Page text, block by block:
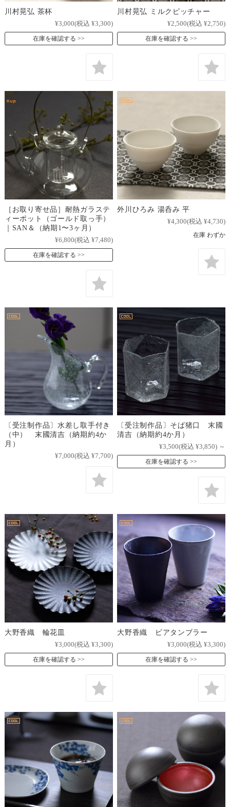
川村晃弘 茶杯
¥3,000(税込 ¥3,300)
在庫を確認する
川村晃弘 ミルクピッチャー
¥2,500(税込 ¥2,750)
在庫を確認する
［お取り寄せ品］耐熱ガラステ
ィーポット（ゴールド取っ手）
｜SAN＆（納期1〜3ヶ月）
¥6,800(税込 ¥7,480)
在庫を確認する
外川ひろみ 湯呑み 平
¥4,300(税込 ¥4,730)
在庫 わずか
〔受注制作品〕水差し取手付き
（中） 末國清吉（納期約4か
月）
¥7,000(税込 ¥7,700)
〔受注制作品〕そば猪口 末國
清吉（納期約4か月）
¥3,500(税込 ¥3,850) ～
在庫を確認する
大野香織 輪花皿
¥3,000(税込 ¥3,300)
在庫を確認する
大野香織 ビアタンブラー
¥3,000(税込 ¥3,300)
在庫を確認する